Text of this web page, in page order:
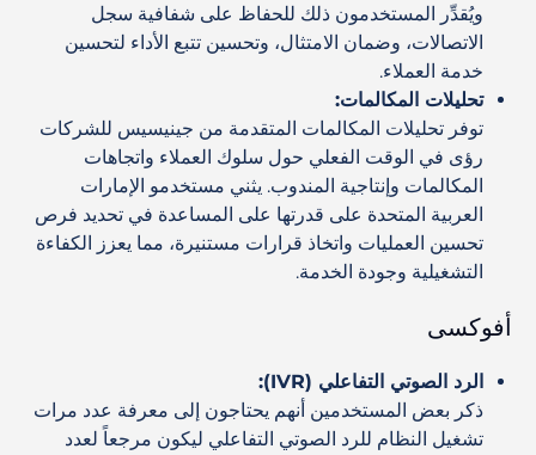
ويُقدِّر المستخدمون ذلك للحفاظ على شفافية سجل
الاتصالات، وضمان الامتثال، وتحسين تتبع الأداء لتحسين
خدمة العملاء.
تحليلات المكالمات:
توفر تحليلات المكالمات المتقدمة من جينيسيس للشركات
رؤى في الوقت الفعلي حول سلوك العملاء واتجاهات
المكالمات وإنتاجية المندوب. يثني مستخدمو الإمارات
العربية المتحدة على قدرتها على المساعدة في تحديد فرص
تحسين العمليات واتخاذ قرارات مستنيرة، مما يعزز الكفاءة
التشغيلية وجودة الخدمة.
أفوكسى
الرد الصوتي التفاعلي (IVR):
ذكر بعض المستخدمين أنهم يحتاجون إلى معرفة عدد مرات
تشغيل النظام للرد الصوتي التفاعلي ليكون مرجعاً لعدد